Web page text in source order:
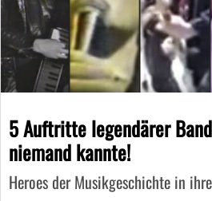
5 Auftritte legendärer
niemand kannte!
Heroes der Musikgeschichte in